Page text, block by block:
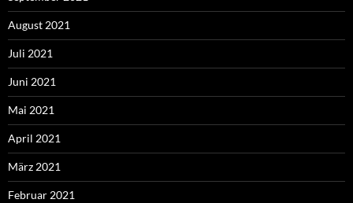
August 2021
Juli 2021
Juni 2021
Mai 2021
April 2021
März 2021
Februar 2021